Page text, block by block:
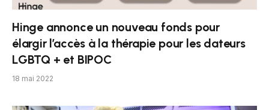
Hinge annonce un nouveau fonds pour
élargir l’accès à la thérapie pour les dateurs
LGBTQ + et BIPOC
18 mai 2022